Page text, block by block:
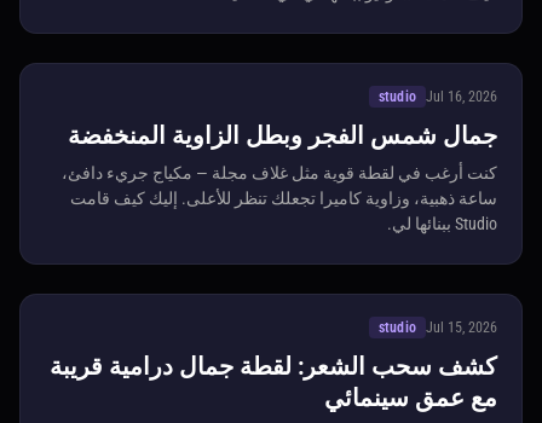
Jul 16, 2026
studio
جمال شمس الفجر وبطل الزاوية المنخفضة
كنت أرغب في لقطة قوية مثل غلاف مجلة — مكياج جريء دافئ،
ساعة ذهبية، وزاوية كاميرا تجعلك تنظر للأعلى. إليك كيف قامت
Studio ببنائها لي.
Jul 15, 2026
studio
كشف سحب الشعر: لقطة جمال درامية قريبة
مع عمق سينمائي